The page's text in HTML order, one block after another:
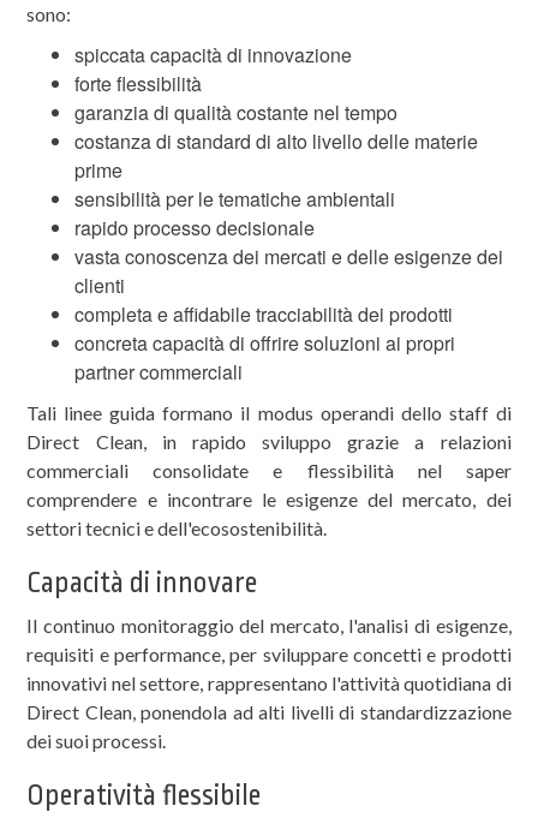
sono:
spiccata capacità di innovazione
forte flessibilità
garanzia di qualità costante nel tempo
costanza di standard di alto livello delle materie
prime
sensibilità per le tematiche ambientali
rapido processo decisionale
vasta conoscenza dei mercati e delle esigenze dei
clienti
completa e affidabile tracciabilità dei prodotti
concreta capacità di offrire soluzioni ai propri
partner commerciali
Tali linee guida formano il modus operandi dello staff di
Direct Clean, in rapido sviluppo grazie a relazioni
commerciali consolidate e flessibilità nel saper
comprendere e incontrare le esigenze del mercato, dei
settori tecnici e dell'ecosostenibilità.
Capacità di innovare
Il continuo monitoraggio del mercato, l'analisi di esigenze,
requisiti e performance, per sviluppare concetti e prodotti
innovativi nel settore, rappresentano l'attività quotidiana di
Direct Clean, ponendola ad alti livelli di standardizzazione
dei suoi processi.
Operatività flessibile